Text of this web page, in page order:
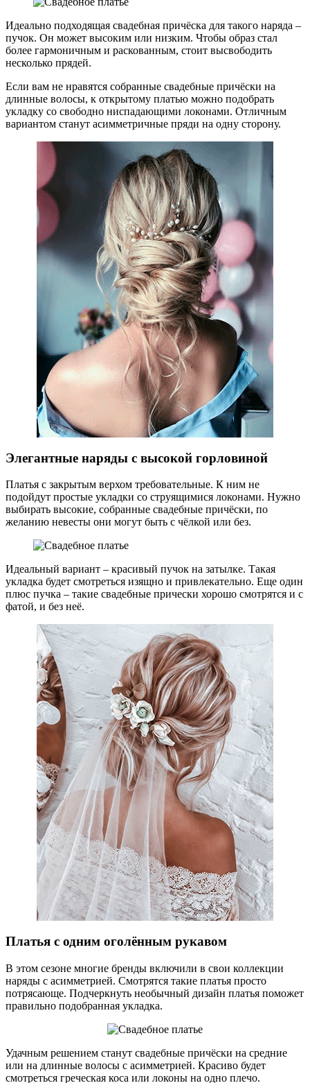
Идеально подходящая свадебная причёска для такого наряда –
пучок. Он может высоким или низким. Чтобы образ стал
более гармоничным и раскованным, стоит высвободить
несколько прядей.
Если вам не нравятся собранные свадебные причёски на
длинные волосы, к открытому платью можно подобрать
укладку со свободно ниспадающими локонами. Отличным
вариантом станут асимметричные пряди на одну сторону.
Элегантные наряды с высокой горловиной
Платья с закрытым верхом требовательные. К ним не
подойдут простые укладки со струящимися локонами. Нужно
выбирать высокие, собранные свадебные причёски, по
желанию невесты они могут быть с чёлкой или без.
Идеальный вариант – красивый пучок на затылке. Такая
укладка будет смотреться изящно и привлекательно. Еще один
плюс пучка – такие свадебные прически хорошо смотрятся и с
фатой, и без неё.
Платья с одним оголённым рукавом
В этом сезоне многие бренды включили в свои коллекции
наряды с асимметрией. Смотрятся такие платья просто
потрясающе. Подчеркнуть необычный дизайн платья поможет
правильно подобранная укладка.
Удачным решением станут свадебные причёски на средние
или на длинные волосы с асимметрией. Красиво будет
смотреться греческая коса или локоны на одно плечо.